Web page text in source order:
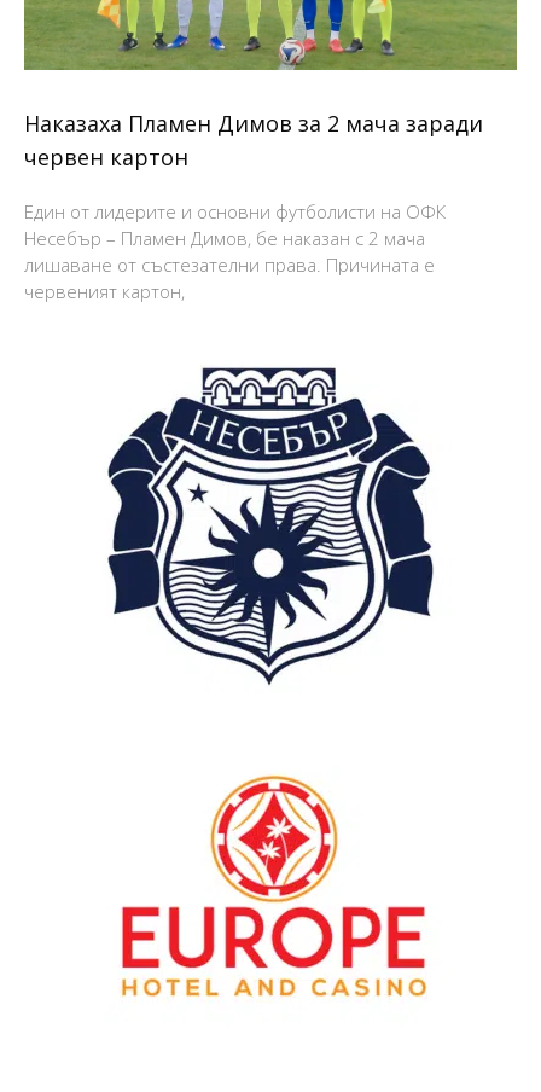
Наказаха Пламен Димов за 2 мача заради
червен картон
Един от лидерите и основни футболисти на ОФК
Несебър – Пламен Димов, бе наказан с 2 мача
лишаване от състезателни права. Причината е
червеният картон,